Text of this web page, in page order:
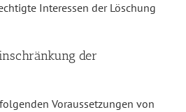
Interessen der Löschung
der
Voraussetzungen von